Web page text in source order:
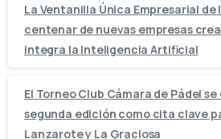
La Ventanilla Única Empresarial de
centenar de nuevas empresas
integra la Inteligencia Artificial
El Torneo Club Cámara de Pádel
segunda edición como cita clave
Lanzarote y La Graciosa